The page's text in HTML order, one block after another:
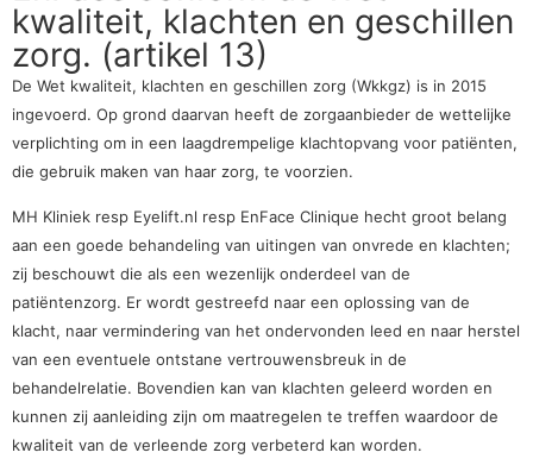
kwaliteit, klachten en geschillen
zorg. (artikel 13)
De Wet kwaliteit, klachten en geschillen zorg (Wkkgz) is in 2015
ingevoerd. Op grond daarvan heeft de zorgaanbieder de wettelijke
verplichting om in een laagdrempelige klachtopvang voor patiënten,
die gebruik maken van haar zorg, te voorzien.
MH Kliniek resp Eyelift.nl resp EnFace Clinique hecht groot belang
aan een goede behandeling van uitingen van onvrede en klachten;
zij beschouwt die als een wezenlijk onderdeel van de
patiëntenzorg. Er wordt gestreefd naar een oplossing van de
klacht, naar vermindering van het ondervonden leed en naar herstel
van een eventuele ontstane vertrouwensbreuk in de
behandelrelatie. Bovendien kan van klachten geleerd worden en
kunnen zij aanleiding zijn om maatregelen te treffen waardoor de
kwaliteit van de verleende zorg verbeterd kan worden.